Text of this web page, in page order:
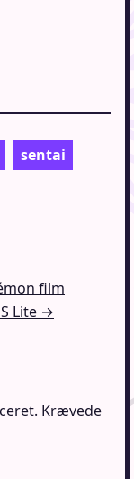
sentai
film
Lite →
Krævede